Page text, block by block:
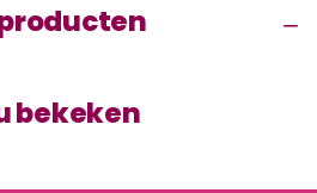
bekeken